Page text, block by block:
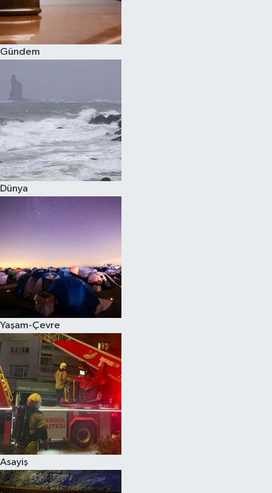
Gündem
Dünya
Yaşam-Çevre
Asayiş
Spor
Burç Yorumları
Eğitim
Hava Durumu
Kadın
Kim kimdir?
Kültür Sanat
Sağlık
Siyaset
Teknoloji
Televizyon
Yaşam-Çevre